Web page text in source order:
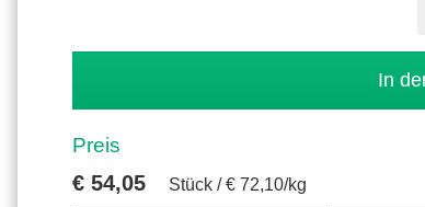
Preis
€ 54,05 Stück /€ 72,10/kg